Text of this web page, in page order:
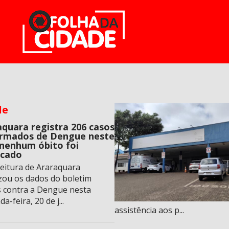
registra 206 casos
de Dengue neste
óbito foi
de Araraquara
os dados do boletim
contra a Dengue nesta
feira, 20 de j...
assistência aos p...